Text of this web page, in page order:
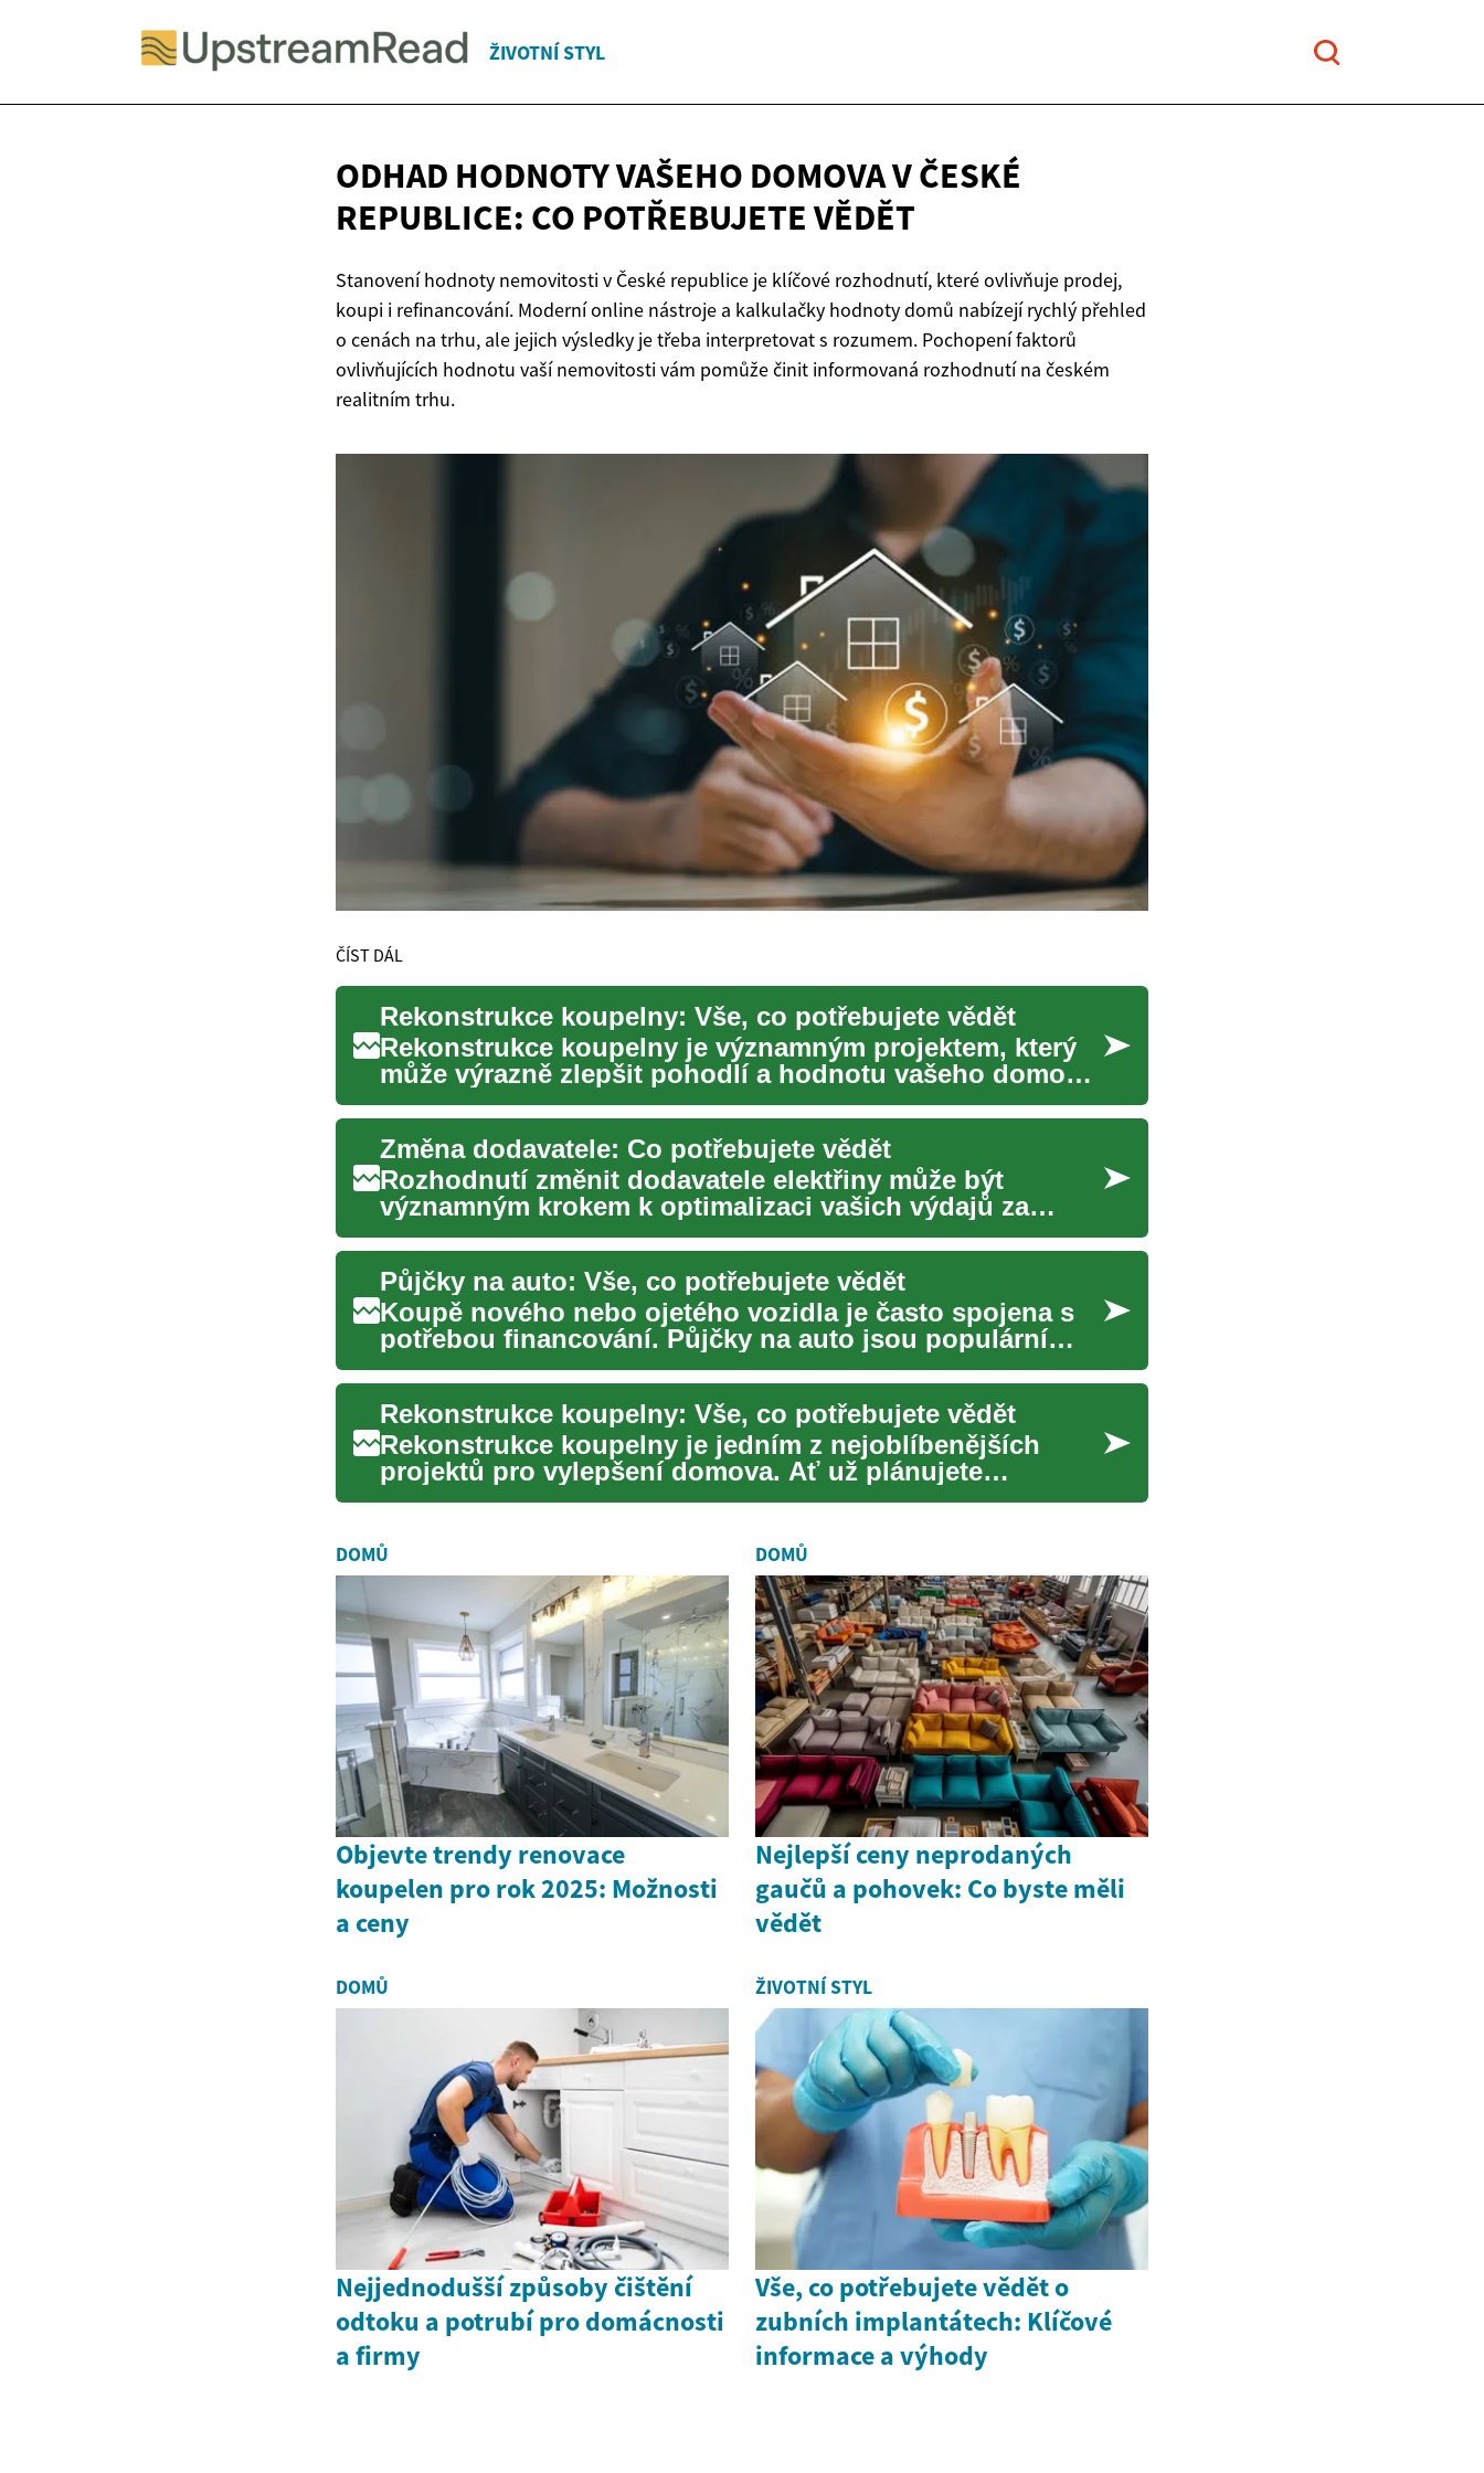
ŽIVOTNÍ STYL
ODHAD HODNOTY VAŠEHO DOMOVA V ČESKÉ
REPUBLICE: CO POTŘEBUJETE VĚDĚT
Stanovení hodnoty nemovitosti v České republice je klíčové rozhodnutí, které ovlivňuje prodej,
koupi i refinancování. Moderní online nástroje a kalkulačky hodnoty domů nabízejí rychlý přehled
o cenách na trhu, ale jejich výsledky je třeba interpretovat s rozumem. Pochopení faktorů
ovlivňujících hodnotu vaší nemovitosti vám pomůže činit informovaná rozhodnutí na českém
realitním trhu.
ČÍST DÁL
Rekonstrukce koupelny: Vše, co potřebujete vědět
Rekonstrukce koupelny je významným projektem, který
může výrazně zlepšit pohodlí a hodnotu vašeho domova.
Ať už plánu...
Změna dodavatele: Co potřebujete vědět
Rozhodnutí změnit dodavatele elektřiny může být
významným krokem k optimalizaci vašich výdajů za
domácnost nebo podni...
Půjčky na auto: Vše, co potřebujete vědět
Koupě nového nebo ojetého vozidla je často spojena s
potřebou financování. Půjčky na auto jsou populární
způsob, jak ...
Rekonstrukce koupelny: Vše, co potřebujete vědět
Rekonstrukce koupelny je jedním z nejoblíbenějších
projektů pro vylepšení domova. Ať už plánujete
kompletní přestavbu...
DOMŮ
Objevte trendy renovace
koupelen pro rok 2025: Možnosti
a ceny
DOMŮ
Nejlepší ceny neprodaných
gaučů a pohovek: Co byste měli
vědět
DOMŮ
Nejjednodušší způsoby čištění
odtoku a potrubí pro domácnosti
a firmy
ŽIVOTNÍ STYL
Vše, co potřebujete vědět o
zubních implantátech: Klíčové
informace a výhody